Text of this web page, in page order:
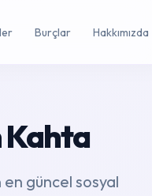
Burçlar Hakkımızda
Kahta
en güncel sosyal